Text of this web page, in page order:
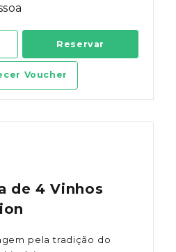
Reservar
Voucher
de 4 Vinhos
pela tradição do